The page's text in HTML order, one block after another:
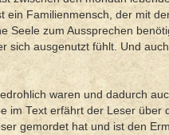
ein Familienmensch, der mit
Seele zum Aussprechen
sich ausgenutzt fühlt. Und
waren und dadurch
im Text erfährt der Leser über
gemordet hat und ist den